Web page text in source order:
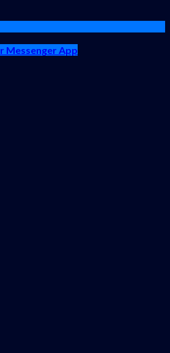
Messenger App